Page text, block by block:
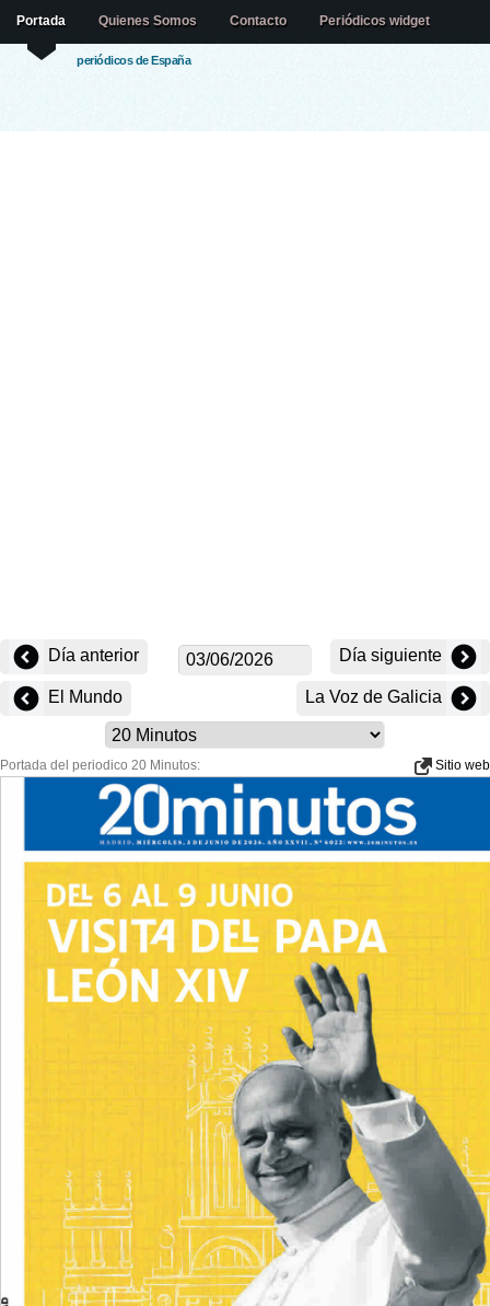
periódicos de España
Portada Quienes Somos Contacto Periódicos widget
Día anterior Día siguiente
El Mundo La Voz de Galicia
Portada del periodico 20 Minutos: Sitio web